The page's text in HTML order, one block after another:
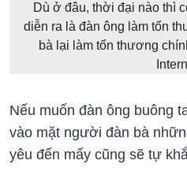
Dù ở đâu, thời đại nào thì
diễn ra là đàn ông làm tổn
bà lại làm tổn thương
Nếu muốn đàn ông buông
vào mặt người đàn bà
yêu đến mấy cũng sẽ tự